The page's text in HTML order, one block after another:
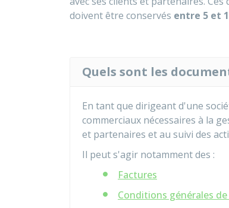
doivent être conservés entre 5 et
Quels sont les
En tant que dirigeant d'une
commerciaux nécessaires à la
et partenaires et au suivi des
Il peut s'agir notamment des :
Factures
Conditions générales de